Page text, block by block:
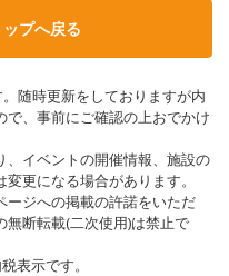
プへ戻る
随時更新をしておりますが内
、事前にご確認の上おでかけ
イベントの開催情報、施設の
更になる場合があります。
ジへの掲載の許諾をいただ
無断転載(二次使用)は禁止で
表示です。